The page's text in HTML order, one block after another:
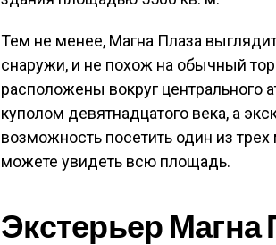
Тем не менее, Магна Плаза
снаружи, и не похож на обычный
расположены вокруг центрального
куполом девятнадцатого века, а
возможность посетить один из
можете увидеть всю площадь.
Экстерьер Магна